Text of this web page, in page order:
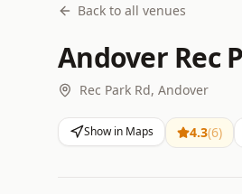
Back to all venues
Andover Rec
Rec Park Rd, Andover
Show in Maps 4.3(6)